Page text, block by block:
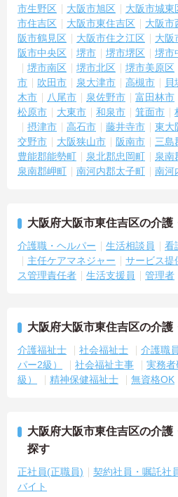
市生野区
大阪市旭区 大阪市城東
市住吉区
大阪市東住吉区 大阪市
阪市鶴見区
大阪市住之江区 大阪
阪市中央区
堺市 堺市堺区 堺市
堺市南区
堺市北区 堺市美原区
市
吹田市 泉大津市 高槻市 貝
木市
八尾市 泉佐野市 富田林市
松原市
大東市 和泉市 箕面市
摂津市
高石市 藤井寺市 東大
交野市
大阪狭山市 阪南市 三島
豊能郡能勢町
泉北郡忠岡町 泉南
泉南郡岬町
南河内郡太子町 南河
大阪府大阪市東住吉区の介
介護職・ヘルパー 生活相談員 看
主任ケアマネジャー
サービス提
ス管理責任者
生活支援員 管理者
大阪府大阪市東住吉区の介
介護福祉士 社会福祉士
介護職
パー2級）
社会福祉主事
実務者
級）
精神保健福祉士 無資格OK
大阪府大阪市東住吉区の介
探す
正社員(正職員) 契約社員・嘱託社
バイト